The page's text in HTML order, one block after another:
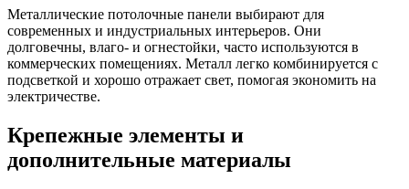
Металлические потолочные панели выбирают для
современных и индустриальных интерьеров. Они
долговечны, влаго- и огнестойки, часто используются в
коммерческих помещениях. Металл легко комбинируется с
подсветкой и хорошо отражает свет, помогая экономить на
электричестве.
Крепежные элементы и
дополнительные материалы